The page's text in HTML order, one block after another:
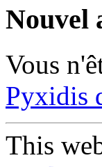
Nouvel
Vous
Pyxidis
This